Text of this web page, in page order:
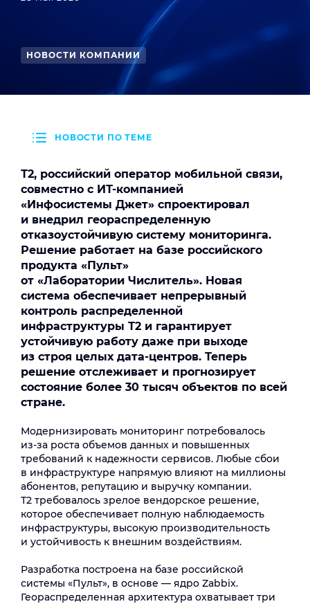
НОВОСТИ КОМПАНИИ
НОВОСТИ ПО ТЕМЕ
Т2, российский оператор мобильной связи,
совместно с ИТ‑компанией
«Инфосистемы Джет» спроектировал
и внедрил геораспределенную
отказоустойчивую систему мониторинга.
Решение работает на базе российского
продукта «Пульт»
от «Лаборатории Числитель». Новая
система обеспечивает непрерывный
контроль распределенной
инфраструктуры Т2 и гарантирует
устойчивую работу даже при выходе
из строя целых дата-центров. Теперь
решение отслеживает и прогнозирует
состояние более 30 тысяч объектов по всей
стране.
Модернизировать мониторинг потребовалось
из‑за роста объемов данных и повышенных
требований к надежности сервисов. Любые сбои
в инфраструктуре напрямую влияют на миллионы
абонентов, репутацию и выручку компании.
Т2 требовалось зрелое вендорское решение,
которое обеспечивает полную наблюдаемость
инфраструктуры, высокую производительность
и устойчивость к внешним воздействиям.
Разработка построена на базе российской
системы «Пульт», в основе — ядро Zabbix.
Геораспределенная архитектура охватывает три